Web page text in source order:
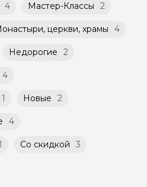
Картой
можно оплатить любую
(группа может быть
4 Мастер-Классы 2
церкви, храмы 4
Недорогие 2
4
1 Новые 2
4
Со скидкой 3